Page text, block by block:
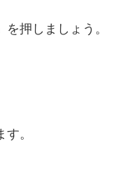
押しましょう。
。